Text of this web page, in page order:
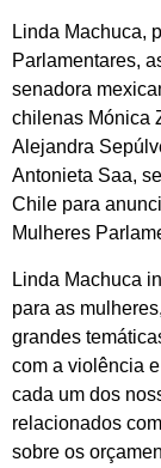
Linda Machuca,
Parlamentares,
senadora
chilenas Mónica
Alejandra
Antonieta Saa,
Chile para
Mulheres
Linda Machuca
para as
grandes
com a violência
cada um dos
relacionados
sobre os